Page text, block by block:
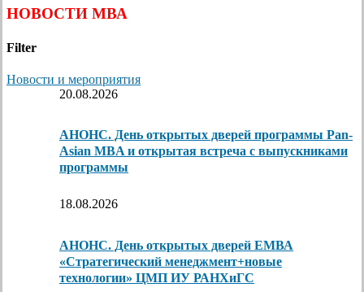
НОВОСТИ МВА
Filter
Новости и мероприятия
20.08.2026
АНОНС. День открытых дверей программы Pan-
Asian MBA и открытая встреча с выпускниками
программы
18.08.2026
АНОНС. День открытых дверей ЕМВА
«Стратегический менеджмент+новые
технологии» ЦМП ИУ РАНХиГС